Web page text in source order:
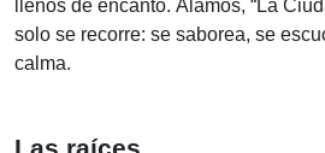
llenos de encanto. Álamos, “La
solo se recorre: se saborea, se
calma.